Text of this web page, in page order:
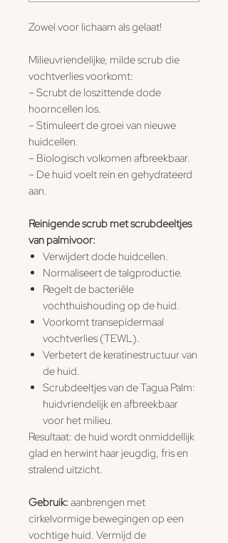
Zowel voor lichaam als gelaat!
Milieuvriendelijke, milde scrub die
vochtverlies voorkomt:
– Scrubt de loszittende dode
hoorncellen los.
– Stimuleert de groei van nieuwe
huidcellen.
– Biologisch volkomen afbreekbaar.
– De huid voelt rein en gehydrateerd
aan.
Reinigende scrub met scrubdeeltjes
van palmivoor:
Verwijdert dode huidcellen.
Normaliseert de talgproductie.
Regelt de bacteriële
vochthuishouding op de huid.
Voorkomt transepidermaal
vochtverlies (TEWL).
Verbetert de keratinestructuur van
de huid.
Scrubdeeltjes van de Tagua Palm:
huidvriendelijk en afbreekbaar
voor het milieu.
Resultaat: de huid wordt onmiddellijk
glad en herwint haar jeugdig, fris en
stralend uitzicht.
Gebruik: aanbrengen met
cirkelvormige bewegingen op een
vochtige huid. Vermijd de